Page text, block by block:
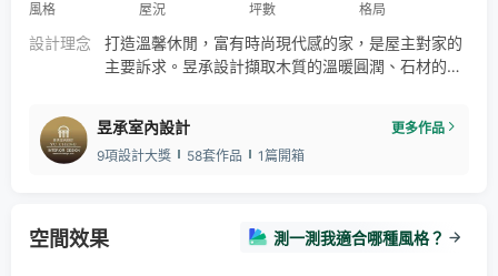
風格 屋況 坪數 格局
設計理念
打造溫馨休閒，富有時尚現代感的家，是屋主對家的
主要訴求。昱承設計擷取木質的溫暖圓潤、石材的自
會宅。
昱承室內設計
更多作品
9項設計大獎
58套作品 1篇開箱
空間效果 測一測我適合哪種風格？